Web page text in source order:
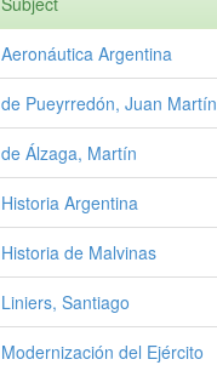
Aeronáutica Argentina
de Pueyrredón, Juan Martín
de Álzaga, Martín
Historia Argentina
Historia de Malvinas
Liniers, Santiago
Modernización del Ejército